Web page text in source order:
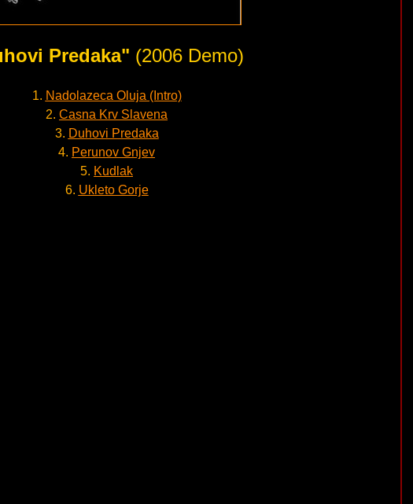
Predaka" (2006 Demo)
1. Nadolazeca Oluja (Intro)
2. Casna Krv Slavena
3. Duhovi Predaka
4. Perunov Gnjev
5. Kudlak
6. Ukleto Gorje